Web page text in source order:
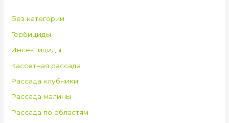
Без категории
Гербициды
Инсектициды
Кассетная рассада
Рассада клубники
Рассада малины
Рассада по областям